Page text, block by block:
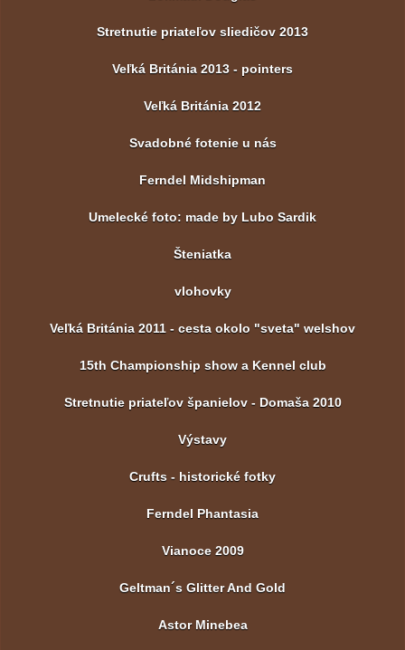
Stretnutie priateľov sliedičov 2013
Veľká Británia 2013 - pointers
Veľká Británia 2012
Svadobné fotenie u nás
Ferndel Midshipman
Umelecké foto: made by Lubo Sardik
Šteniatka
vlohovky
Veľká Británia 2011 - cesta okolo "sveta" welshov
15th Championship show a Kennel club
Stretnutie priateľov španielov - Domaša 2010
Výstavy
Crufts - historické fotky
Ferndel Phantasia
Vianoce 2009
Geltman´s Glitter And Gold
Astor Minebea